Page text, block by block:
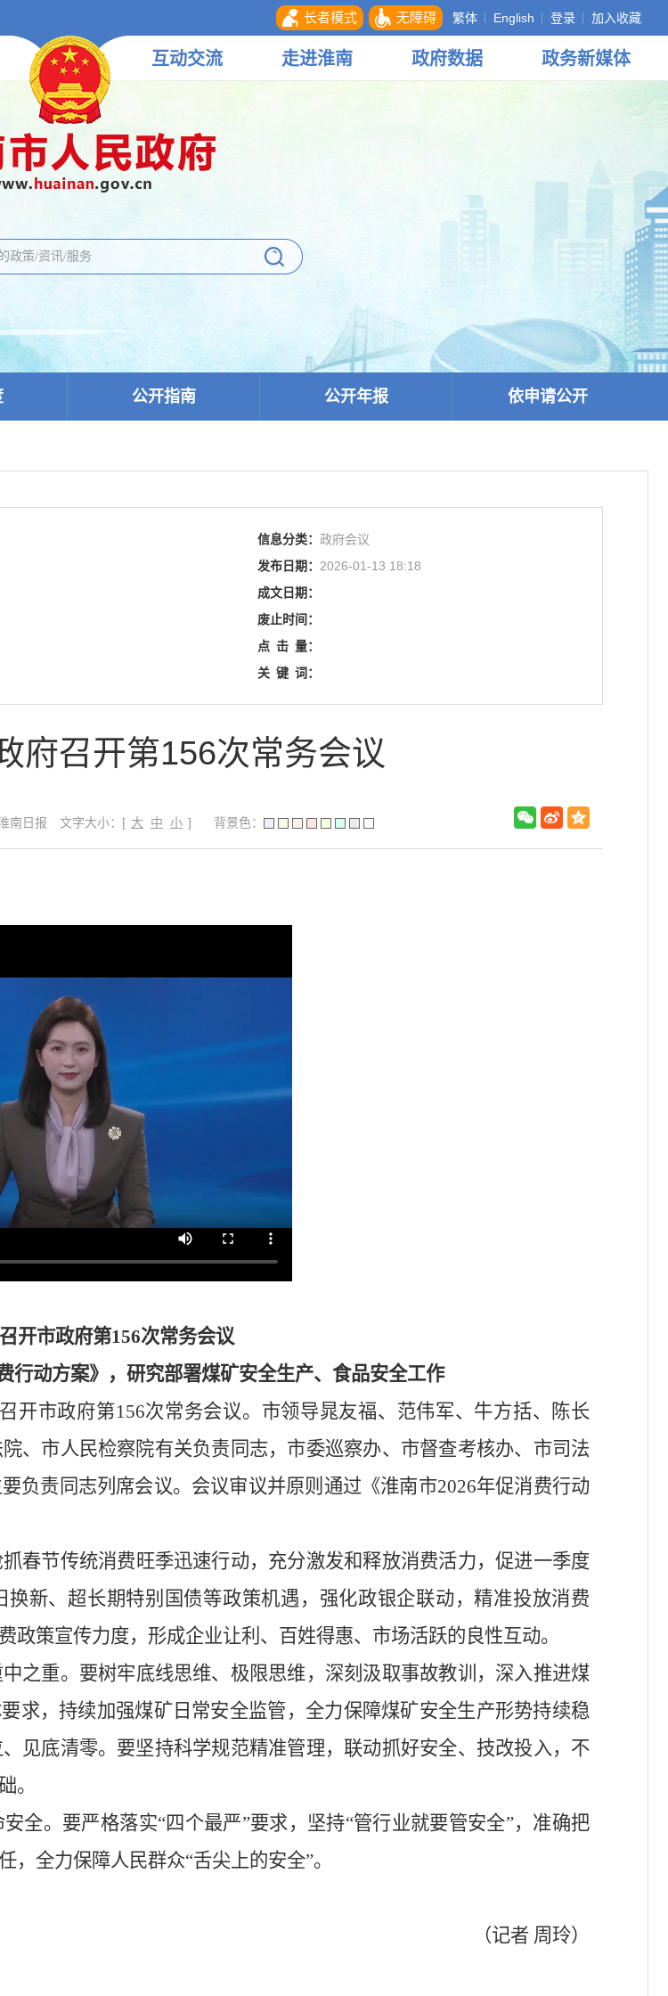
长者模式 无障碍 繁体 English 登录 加入收藏
互动交流 走进淮南 政府数据 政务新媒体
公开指南 公开年报 依申请公开
信息分类： 政府会议
发布日期： 2026-01-13 18:18
成文日期：
废止时间：
点 击 量：
关 键 词：
府召开第156次常务会议
南日报 文字大小：[ 大 中 小 ] 背景色：
开市政府第156次常务会议
行动方案》，研究部署煤矿安全生产、食品安全工作
开市政府第156次常务会议。市领导晁友福、范伟军、牛方括、陈长
、市人民检察院有关负责同志，市委巡察办、市督查考核办、市司法
负责同志列席会议。会议审议并原则通过《淮南市2026年促消费行动
春节传统消费旺季迅速行动，充分激发和释放消费活力，促进一季度
换新、超长期特别国债等政策机遇，强化政银企联动，精准投放消费
策宣传力度，形成企业让利、百姓得惠、市场活跃的良性互动。
之重。要树牢底线思维、极限思维，深刻汲取事故教训，深入推进煤
求，持续加强煤矿日常安全监管，全力保障煤矿安全生产形势持续稳
见底清零。要坚持科学规范精准管理，联动抓好安全、技改投入，不
。
全。要严格落实“四个最严”要求，坚持“管行业就要管安全”，准确把
全力保障人民群众“舌尖上的安全”。
（记者 周玲）